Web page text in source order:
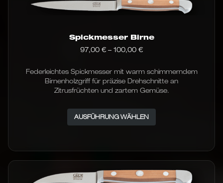
Spickmesser Birne
97,00 € – 100,00 €Preisspanne:
100,00 €
Federleichtes Spickmesser mit warm schimmerndem
Birnenholzgriff für präzise Drehschnitte an
Zitrusfrüchten und zartem Gemüse.
AUSFÜHRUNG WÄHLEN
Varianten
auf.
Die
Optionen